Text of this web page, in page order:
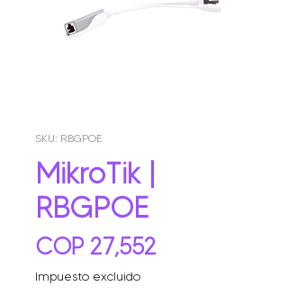
SKU: RBGPOE
MikroTik |
RBGPOE
COP 27,552
Impuesto excluido